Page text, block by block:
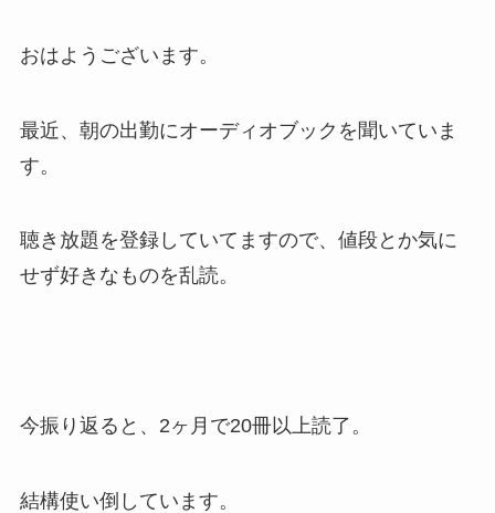
おはようございます。
最近、朝の出勤にオーディオブックを聞いていま
す。
聴き放題を登録していてますので、値段とか気に
せず好きなものを乱読。
今振り返ると、2ヶ月で20冊以上読了。
結構使い倒しています。